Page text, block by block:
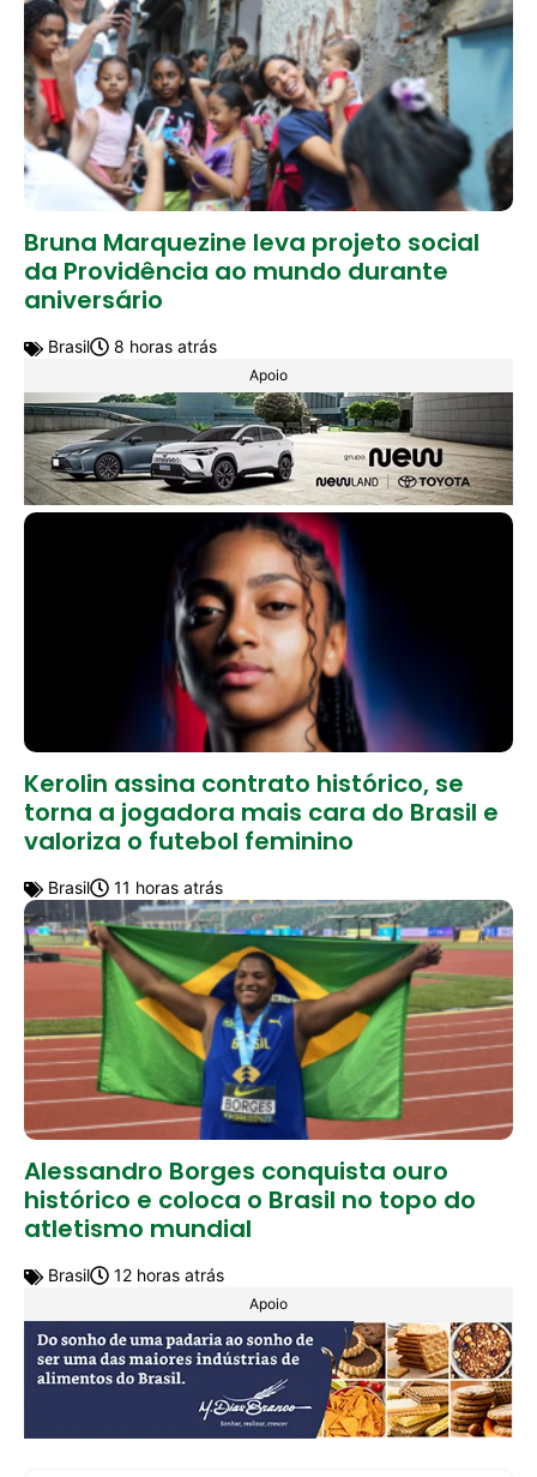
Bruna Marquezine leva projeto social
da Providência ao mundo durante
aniversário
Brasil 8 horas atrás
Apoio
Kerolin assina contrato histórico, se
torna a jogadora mais cara do Brasil e
valoriza o futebol feminino
Brasil 11 horas atrás
Alessandro Borges conquista ouro
histórico e coloca o Brasil no topo do
atletismo mundial
Brasil 12 horas atrás
Apoio